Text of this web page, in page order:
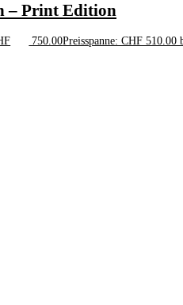
– Print Edition
750.00Preisspanne: CHF 510.00